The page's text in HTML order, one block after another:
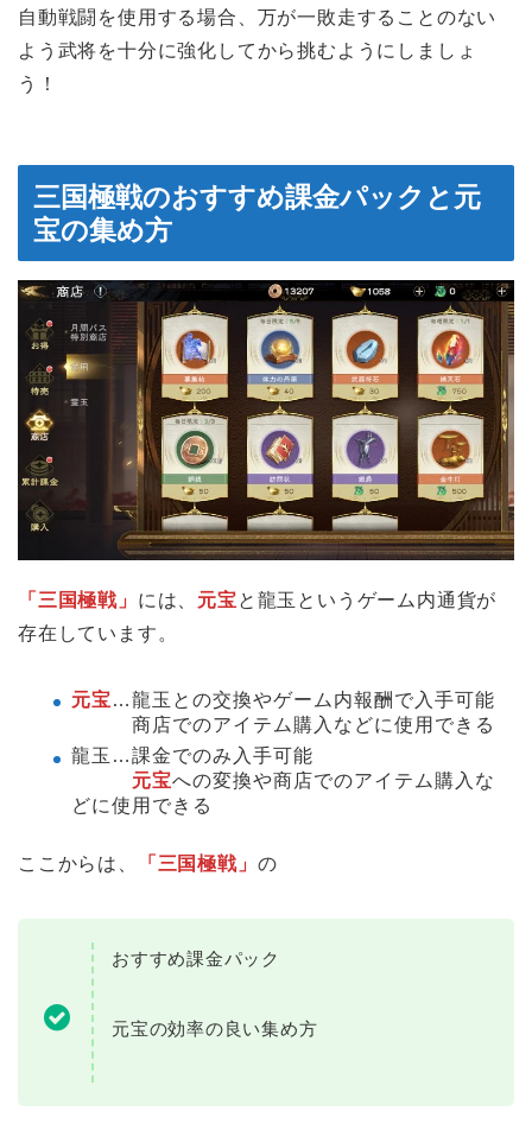
自動戦闘を使用する場合、万が一敗走することのない
よう武将を十分に強化してから挑むようにしましょ
う！
三国極戦のおすすめ課金パックと元
宝の集め方
「三国極戦」 には、 元宝と龍玉というゲーム内通貨が
存在しています。
元宝…龍玉との交換やゲーム内報酬で入手可能
商店でのアイテム購入などに使用できる
龍玉…課金でのみ入手可能
元宝への変換や商店でのアイテム購入な
どに使用できる
ここからは、 「三国極戦」 の
おすすめ課金パック
元宝の効率の良い集め方